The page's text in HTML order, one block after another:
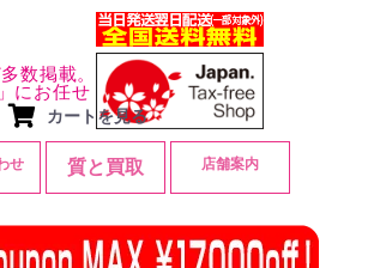
数掲載。
にお任せ
カートを見る
せ 質と買取 店舗案内